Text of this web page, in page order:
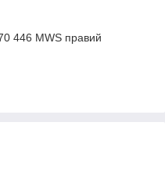
446 MWS правий